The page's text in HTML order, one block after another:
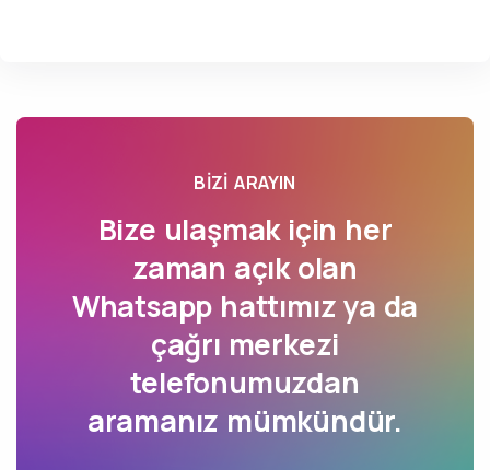
BIZI ARAYIN
Bize ulaşmak için her
zaman açık olan
Whatsapp hattımız ya da
çağrı merkezi
telefonumuzdan
aramanız mümkündür.